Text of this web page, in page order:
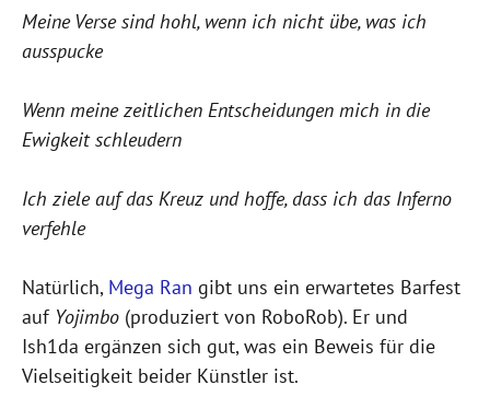
Meine Verse sind hohl, wenn ich nicht übe, was ich
ausspucke
Wenn meine zeitlichen Entscheidungen mich in die
Ewigkeit schleudern
Ich ziele auf das Kreuz und hoffe, dass ich das Inferno
verfehle
Natürlich, Mega Ran gibt uns ein erwartetes Barfest
auf Yojimbo (produziert von RoboRob). Er und
Ish1da ergänzen sich gut, was ein Beweis für die
Vielseitigkeit beider Künstler ist.